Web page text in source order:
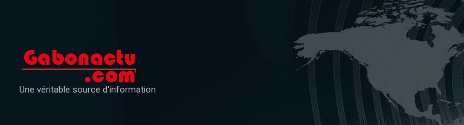
Une véritable source d'information